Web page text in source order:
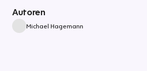
Autoren
Michael Hagemann